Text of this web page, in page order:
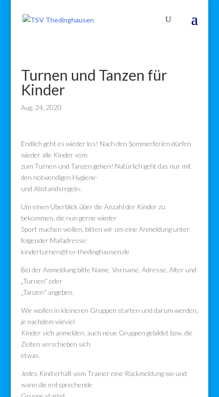
Turnen und Tanzen für
Kinder
Aug. 24, 2020
Endlich geht es wieder los! Nach den Sommerferien dürfen
wieder alle Kinder vom
zum Turnen und Tanzen gehen! Natürlich geht das nur mit
den notwendigen Hygiene-
und Abstandsregeln.
Um einen Überblick über die Anzahl der Kinder zu
bekommen, die nun gerne wieder
Sport machen wollen, bitten wir um eine Anmeldung unter
folgender Mailadresse:
kinderturnen@tsv-thedinghausen.de
Bei der Anmeldung bitte Name, Vorname, Adresse, Alter und
„Turnen“ oder
„Tanzen“ angeben.
Wir wollen in kleineren Gruppen starten und darum werden,
je nachdem wieviel
Kinder sich anmelden, auch neue Gruppen gebildet bzw. die
Zeiten verschieben sich
etwas.
Jedes Kind erhält vom Trainer eine Rückmeldung wo und
wann die entsprechende